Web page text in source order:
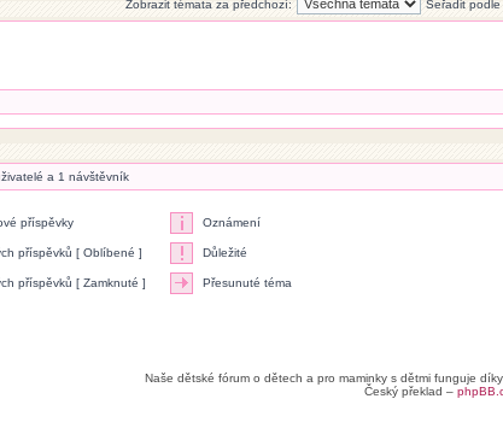
Zobrazit témata za předchozí: Seřadit podle
a 1 návštěvník
příspěvky Oznámení
příspěvků [ Oblíbené ] Důležité
příspěvků [ Zamknuté ] Přesunuté téma
Naše dětské fórum o dětech a pro maminky s dětmi funguje díky
Český překlad –